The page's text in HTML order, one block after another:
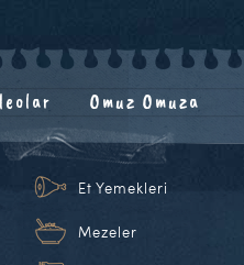
Omuz Omuza
Et Yemekleri
Mezeler